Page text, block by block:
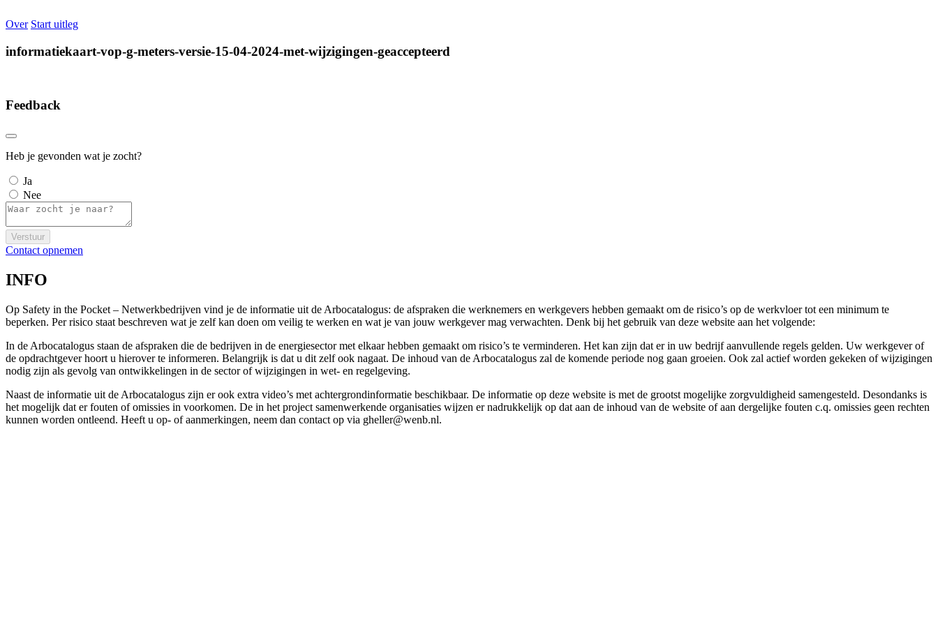
Over Start uitleg
informatiekaart-vop-g-meters-versie-15-04-2024-met-wijzigingen-geaccepteerd
Feedback
Heb je gevonden wat je zocht?
Ja
Nee
Verstuur
Contact opnemen
INFO
Op Safety in the Pocket – Netwerkbedrijven vind je de informatie uit de Arbocatalogus: de afspraken die werknemers en werkgevers hebben gemaakt om de risico’s op de werkvloer tot een minimum te
beperken. Per risico staat beschreven wat je zelf kan doen om veilig te werken en wat je van jouw werkgever mag verwachten. Denk bij het gebruik van deze website aan het volgende:
In de Arbocatalogus staan de afspraken die de bedrijven in de energiesector met elkaar hebben gemaakt om risico’s te verminderen. Het kan zijn dat er in uw bedrijf aanvullende regels gelden. Uw werkgever of
de opdrachtgever hoort u hierover te informeren. Belangrijk is dat u dit zelf ook nagaat. De inhoud van de Arbocatalogus zal de komende periode nog gaan groeien. Ook zal actief worden gekeken of wijzigingen
nodig zijn als gevolg van ontwikkelingen in de sector of wijzigingen in wet- en regelgeving.
Naast de informatie uit de Arbocatalogus zijn er ook extra video’s met achtergrondinformatie beschikbaar. De informatie op deze website is met de grootst mogelijke zorgvuldigheid samengesteld. Desondanks is
het mogelijk dat er fouten of omissies in voorkomen. De in het project samenwerkende organisaties wijzen er nadrukkelijk op dat aan de inhoud van de website of aan dergelijke fouten c.q. omissies geen rechten
kunnen worden ontleend. Heeft u op- of aanmerkingen, neem dan contact op via gheller@wenb.nl.